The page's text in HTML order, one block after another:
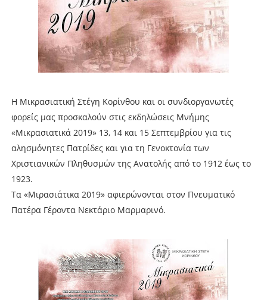
Η Μικρασιατική Στέγη Κορίνθου και οι συνδιοργανωτές
φορείς μας προσκαλούν στις εκδηλώσεις Μνήμης
«Μικρασιατικά 2019» 13, 14 και 15 Σεπτεμβρίου για τις
αλησμόνητες Πατρίδες και για τη Γενοκτονία των
Χριστιανικών Πληθυσμών της Ανατολής από το 1912 έως το
1923.
Τα «Μιρασιάτικα 2019» αφιερώνονται στον Πνευματικό
Πατέρα Γέροντα Νεκτάριο Μαρμαρινό.